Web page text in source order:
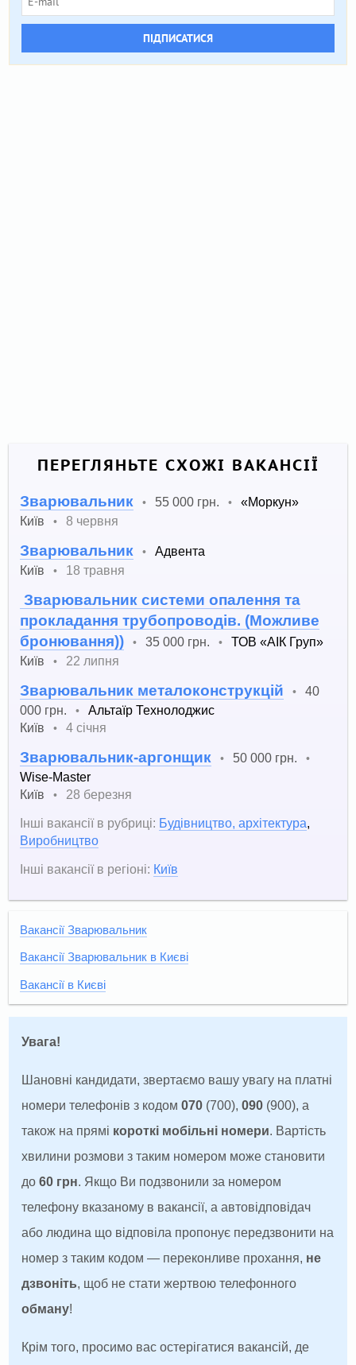
ПІДПИСАТИСЯ
ПЕРЕГЛЯНЬТЕ СХОЖІ ВАКАНСІЇ
Зварювальник • 55 000 грн. •
«Моркун»
Київ
• 8 червня
Зварювальник •
Адвента
Київ
• 18 травня
Зварювальник системи опалення та
прокладання трубопроводів. (Можливе
бронювання))
• 35 000 грн. •
ТОВ «АІК Груп»
Київ
• 22 липня
Зварювальник металоконструкцій •
40
000 грн.
•
Альтаїр Технолоджис
Київ
• 4 січня
Зварювальник-аргонщик • 50 000 грн. •
Wise-Master
Київ
•
28 березня
Інші вакансії в рубриці: Будівництво, архітектура,
Виробництво
Інші вакансії в регіоні: Київ
Вакансії Зварювальник
Вакансії Зварювальник в Києві
Вакансії в Києві
Увага!
Шановні кандидати, звертаємо вашу увагу на платні
номери телефонів з кодом070 (700),090 (900), а
також на прямі короткі мобільні номери. Вартість
хвилини розмови з таким номером може становити
до60 грн. Якщо Ви подзвонили за номером
телефону вказаному в вакансії, а автовідповідач
або людина що відповіла пропонує передзвонити на
номер з таким кодом — переконливе прохання, не
дзвоніть, щоб не стати жертвою телефонного
обману!
Крім того, просимо вас остерігатися вакансій, де